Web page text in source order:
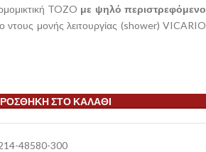
TOZO με ψηλό περιστρεφόμενο
ντους μονής λειτουργίας (shower) VICARIO
ΣΤΟ ΚΑΛΆΘΙ
48580-300